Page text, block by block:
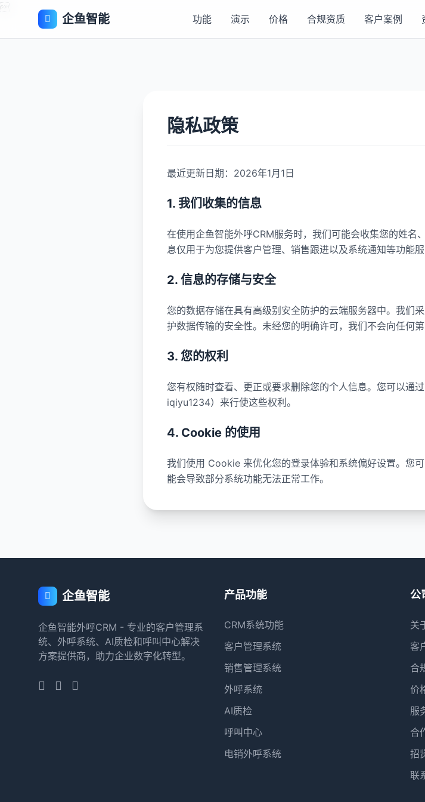

企鱼智能 功能 演示 价格 合规资质 客户案例
隐私政策
最近更新日期：2026年1月1日
1. 我们收集的信息
在使用企鱼智能外呼CRM服务时，我们可能会收集您的姓名
息仅用于为您提供客户管理、销售跟进以及系统通知等功能服
2. 信息的存储与安全
您的数据存储在具有高级别安全防护的云端服务器中。我们
护数据传输的安全性。未经您的明确许可，我们不会向任何第
3. 您的权利
您有权随时查看、更正或要求删除您的个人信息。您可以通
iqiyu1234）来行使这些权利。
4. Cookie 的使用
我们使用 Cookie 来优化您的登录体验和系统偏好设置。您
能会导致部分系统功能无法正常工作。
企鱼智能
企鱼智能外呼CRM - 专业的客户管理系
统、外呼系统、AI质检和呼叫中心解决
方案提供商，助力企业数字化转型。
产品功能
CRM系统功能
客户管理系统
销售管理系统
外呼系统
AI质检
呼叫中心
电销外呼系统
公
关
客
合
价
服
合
招
联